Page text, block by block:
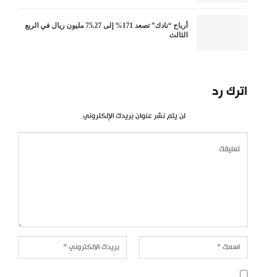
أرباح “نادك” تصعد 171% إلى 75.27 مليون ريال في الربع
الثالث
اترك رد
لن يتم نشر عنوان بريدك الإلكتروني.